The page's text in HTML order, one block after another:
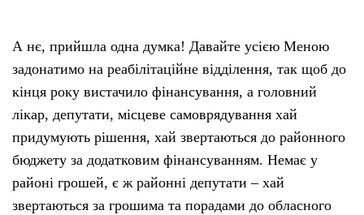
А нє, прийшла одна думка! Давайте усією Меною
задонатимо на реабілітаційне відділення, так щоб до
кінця року вистачило фінансування, а головний
лікар, депутати, місцеве самоврядування хай
придумують рішення, хай звертаються до районного
бюджету за додатковим фінансуванням. Немає у
районі грошей, є ж районні депутати – хай
звертаються за грошима та порадами до обласного